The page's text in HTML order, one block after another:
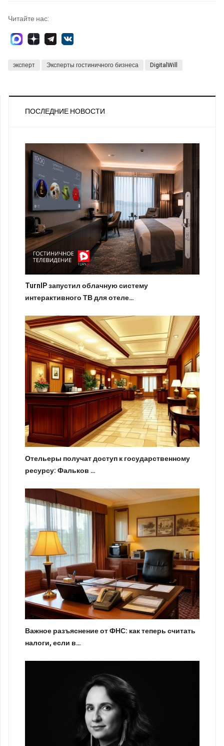
Читайте нас:
эксперт Эксперты гостиничного бизнеса DigitalWill
ПОСЛЕДНИЕ НОВОСТИ
TurnIP запустил облачную систему
интерактивного ТВ для отеле…
Отельеры получат доступ к государственному
ресурсу: Фальков …
Важное разъяснение от ФНС: как теперь считать
налоги, если в…